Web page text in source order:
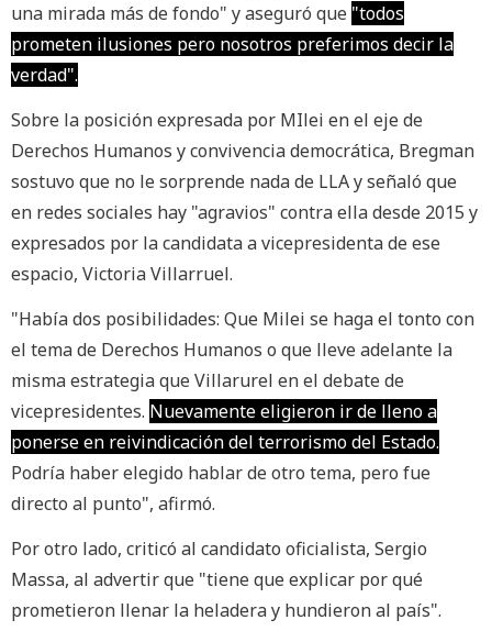
una mirada más de fondo" y aseguró que "todos
prometen ilusiones pero nosotros preferimos decir la
verdad".
Sobre la posición expresada por MIlei en el eje de
Derechos Humanos y convivencia democrática, Bregman
sostuvo que no le sorprende nada de LLA y señaló que
en redes sociales hay "agravios" contra ella desde 2015 y
expresados por la candidata a vicepresidenta de ese
espacio, Victoria Villarruel.
"Había dos posibilidades: Que Milei se haga el tonto con
el tema de Derechos Humanos o que lleve adelante la
misma estrategia que Villarurel en el debate de
vicepresidentes. Nuevamente eligieron ir de lleno a
ponerse en reivindicación del terrorismo del Estado.
Podría haber elegido hablar de otro tema, pero fue
directo al punto", afirmó.
Por otro lado, criticó al candidato oficialista, Sergio
Massa, al advertir que "tiene que explicar por qué
prometieron llenar la heladera y hundieron al país".